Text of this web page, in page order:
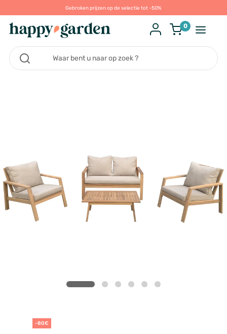
Gebroken prijzen op de selectie tot -50%
0
-80€